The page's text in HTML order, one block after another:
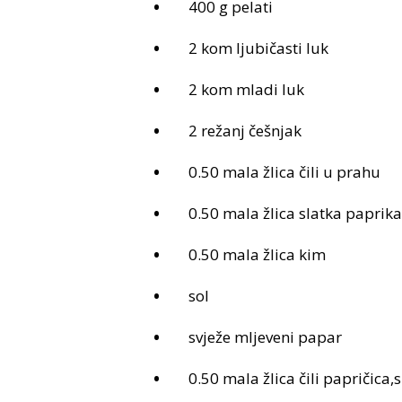
400 g pelati
2 kom ljubičasti luk
2 kom mladi luk
2 režanj češnjak
0.50 mala žlica čili u prahu
0.50 mala žlica slatka paprika
0.50 mala žlica kim
sol
svježe mljeveni papar
0.50 mala žlica čili